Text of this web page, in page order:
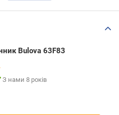
Bulova 63F83
З нами 8 років